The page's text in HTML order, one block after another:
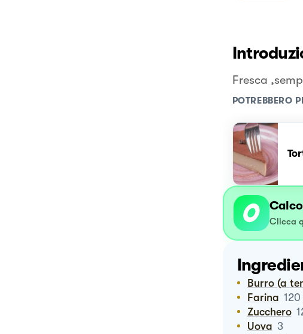
Fresca
POTREBBERO
Clicca
Burro (a
Farina 120
Zucchero
Uova 3